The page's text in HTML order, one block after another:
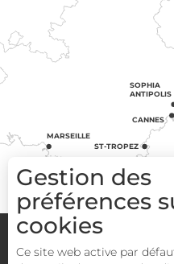
ST-TROPEZ
MARSEILLE
CANNES
SOPHIA
ANTIPOLIS
Groupes
Gestion des
préférences
cookies
Ce site web active par